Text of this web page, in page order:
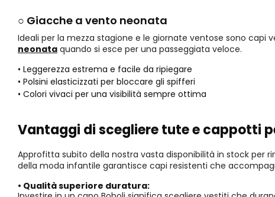
○ Giacche a vento neonata
Ideali per la mezza stagione e le giornate ventose sono
neonata quando si esce per una passeggiata veloce.
• Leggerezza estrema e facile da ripiegare
• Polsini elasticizzati per bloccare gli spifferi
• Colori vivaci per una visibilità sempre ottima
Vantaggi di scegliere tute e cappotti
Approfitta subito della nostra vasta disponibilità in stock per
della moda infantile garantisce capi resistenti che
• Qualità superiore duratura: